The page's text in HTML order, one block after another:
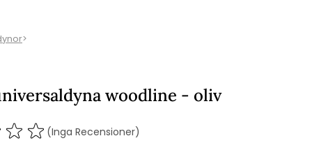
>
woodline - oliv
(Inga Recensioner)